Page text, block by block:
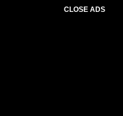
CLOSE ADS